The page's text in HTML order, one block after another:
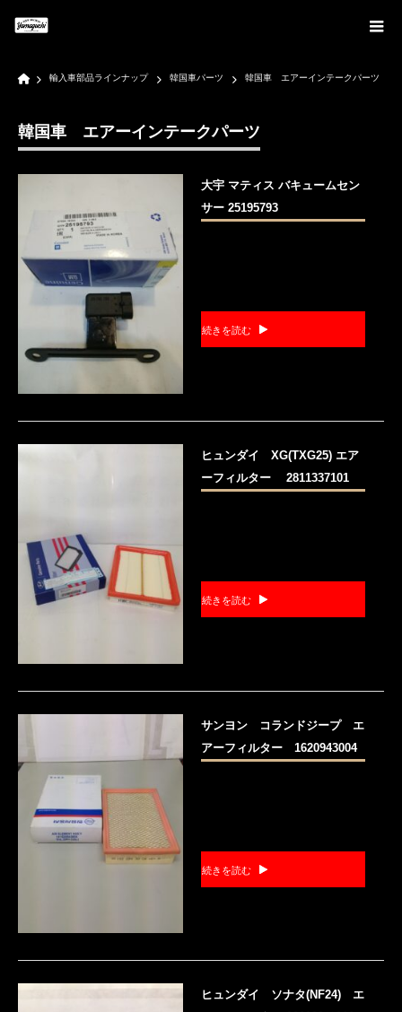
Home
輸入車部品ラインナップ 韓国車パーツ 韓国車 エアーインテークパーツ
韓国車 エアーインテークパーツ
大宇 マティス バキュームセン
サー 25195793
続きを読む
ヒュンダイ XG(TXG25) エア
ーフィルター 2811337101
続きを読む
サンヨン コランドジープ エ
アーフィルター 1620943004
続きを読む
ヒュンダイ ソナタ(NF24) エ